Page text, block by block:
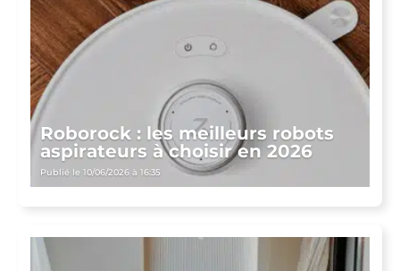
Roborock : les meilleurs robots
aspirateurs à choisir en 2026
Publié le 10/06/2026 à 16:35